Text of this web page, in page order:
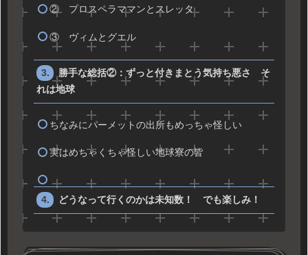
② プロスペラママンとスレッタ
③ ヴィムとグエル
勝手な総括②：ずっと付きまとう気持ち悪さ そ
れは地球
ちなみにパーメットの出所もめっちゃ怪しい
実はめちゃくちゃ怪しい地球寮の皆
どうなって行くのかは未知数！ でも楽しみ！